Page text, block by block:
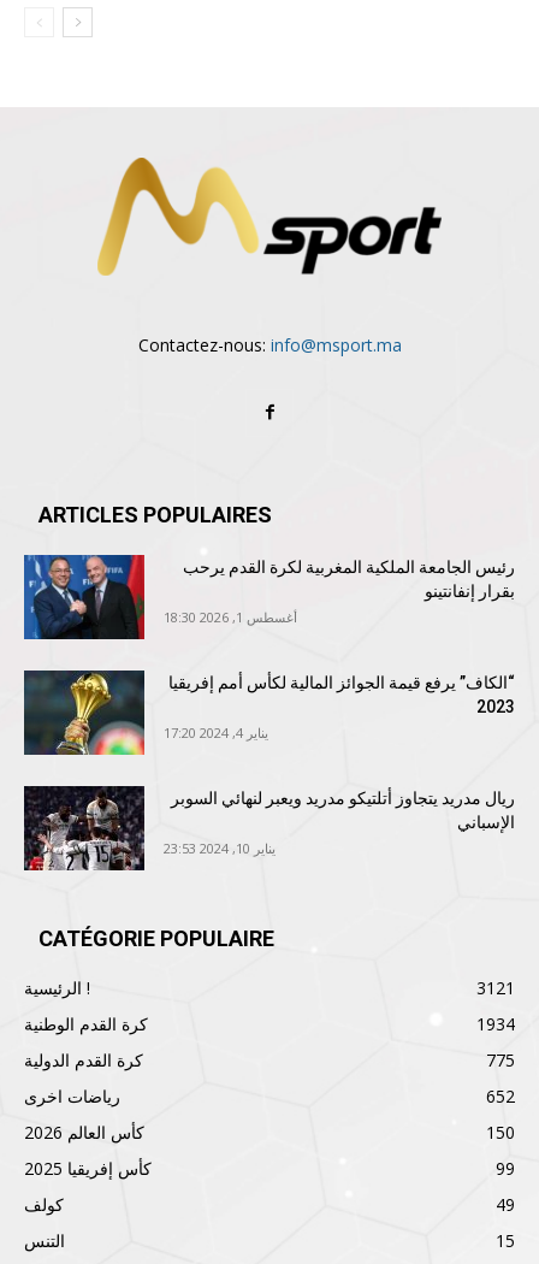
Contactez-nous: info@msport.ma
ARTICLES POPULAIRES
رئيس الجامعة الملكية المغربية لكرة القدم يرحب
بقرار إنفانتينو
أغسطس 1, 2026 18:30
“الكاف” يرفع قيمة الجوائز المالية لكأس أمم إفريقيا
2023
يناير 4, 2024 17:20
ريال مدريد يتجاوز أتلتيكو مدريد ويعبر لنهائي السوبر
الإسباني
يناير 10, 2024 23:53
CATÉGORIE POPULAIRE
الرئيسية !
3121
كرة القدم الوطنية
1934
كرة القدم الدولية
775
رياضات اخرى
652
كأس العالم 2026
150
كأس إفريقيا 2025
99
كولف
49
التنس
15